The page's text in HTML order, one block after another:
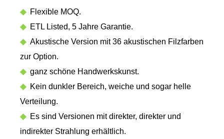
◆ Flexible MOQ.
◆ ETL Listed, 5 Jahre Garantie.
◆ Akustische Version mit 36 ​​akustischen Filzfarben
zur Option.
◆ ganz schöne Handwerkskunst.
◆ Kein dunkler Bereich, weiche und sogar helle
Verteilung.
◆ Es sind Versionen mit direkter, direkter und
indirekter Strahlung erhältlich.